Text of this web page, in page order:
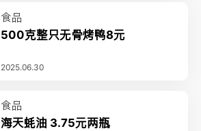
食品
500克整只无骨烤鸭8元
2025.06.30
食品
海天蚝油 3.75元两瓶